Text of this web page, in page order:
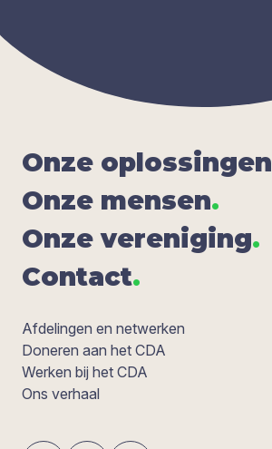
Onze oplos­sin­gen
Onze men­sen.
Onze ver­e­ni­ging.
Con­tact.
Afdelingen en netwerken
Doneren aan het CDA
Werken bij het CDA
Ons verhaal